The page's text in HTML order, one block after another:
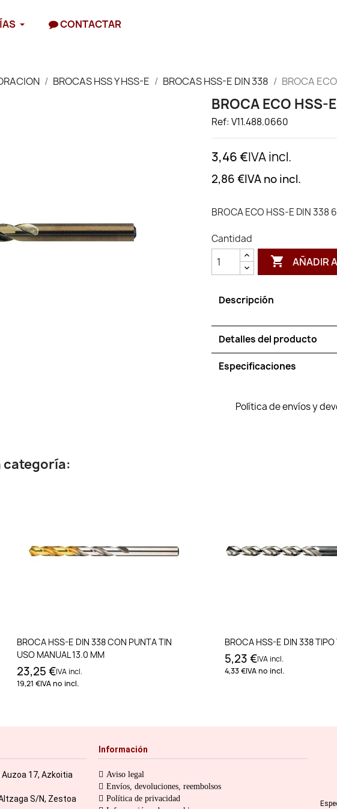
CONTACTAR
BROCAS HSS Y HSS-E BROCAS HSS-E DIN 338 BROCA
BROCA ECO HSS-
Ref: V11.488.0660
3,46 €IVA incl.
2,86 €IVA no incl.
BROCA ECO HSS-E DIN 338
Cantidad
 AÑADIR
Descripción
Detalles del producto
Especificaciones
Política de envíos y
categoría:
Añadir al carrito
BROCA HSS-E DIN 338 CON PUNTA TIN
USO MANUAL 13.0 MM
23,25 €IVA incl.
19,21 €IVA no incl.
Añadir al
BROCA HSS-E DIN 338
5,23 €IVA incl.
4,33 €IVA no incl.
17, Azkoitia
S/N, Zestoa
Información
Aviso legal
Envíos, devoluciones, reembolsos
Política de privacidad